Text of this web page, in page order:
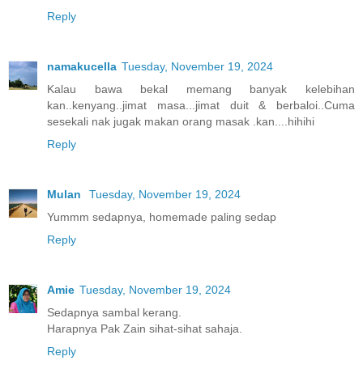
Reply
namakucella Tuesday, November 19, 2024
Kalau bawa bekal memang banyak kelebihan
kan..kenyang..jimat masa...jimat duit & berbaloi..Cuma
sesekali nak jugak makan orang masak .kan....hihihi
Reply
Mulan
Tuesday, November 19, 2024
Yummm sedapnya, homemade paling sedap
Reply
Amie Tuesday, November 19, 2024
Sedapnya sambal kerang.
Harapnya Pak Zain sihat-sihat sahaja.
Reply